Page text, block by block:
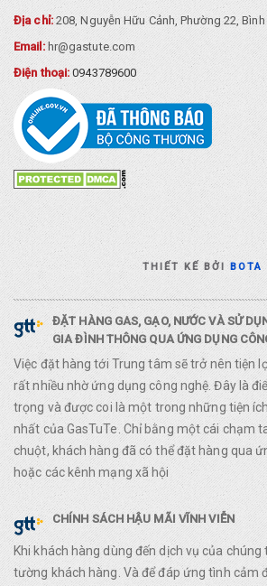
Địa chỉ:208, Nguyễn Hữu Cảnh, Phường 22, Bình
Email: hr@gastute.com
Điện thoại:0943789600
THIẾT KẾ BỞIBOTA
ĐẶT HÀNG GAS, GẠO, NƯỚC VÀ SỬ
GIA ĐÌNH THÔNG QUA ỨNG DỤNG
Việc đặt hàng tới Trung tâm sẽ trở nên tiện
rất nhiều nhờ ứng dụng công nghệ. Đây là
trọng và được coi là một trong những tiện
nhất của GasTuTe. Chỉ bằng một cái chạm
chuột, khách hàng đã có thể đặt hàng qua
hoặc các kênh mạng xã hội
CHÍNH SÁCH HẬU MÃI VĨNH VIỄN
Khi khách hàng dùng đến dịch vụ của
tường khách hàng. Và để đáp ứng tình cảm